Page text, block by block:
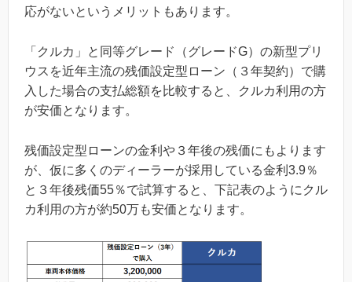
応がないというメリットもあります。
「クルカ」と同等グレード（グレードG）の新型プリ
ウスを近年主流の残価設定型ローン（３年契約）で購
入した場合の支払総額を比較すると、クルカ利用の方
が安価となります。
残価設定型ローンの金利や３年後の残価にもよります
が、仮に多くのディーラーが採用している金利3.9％
と３年後残価55％で試算すると、下記表のようにクル
カ利用の方が約50万も安価となります。